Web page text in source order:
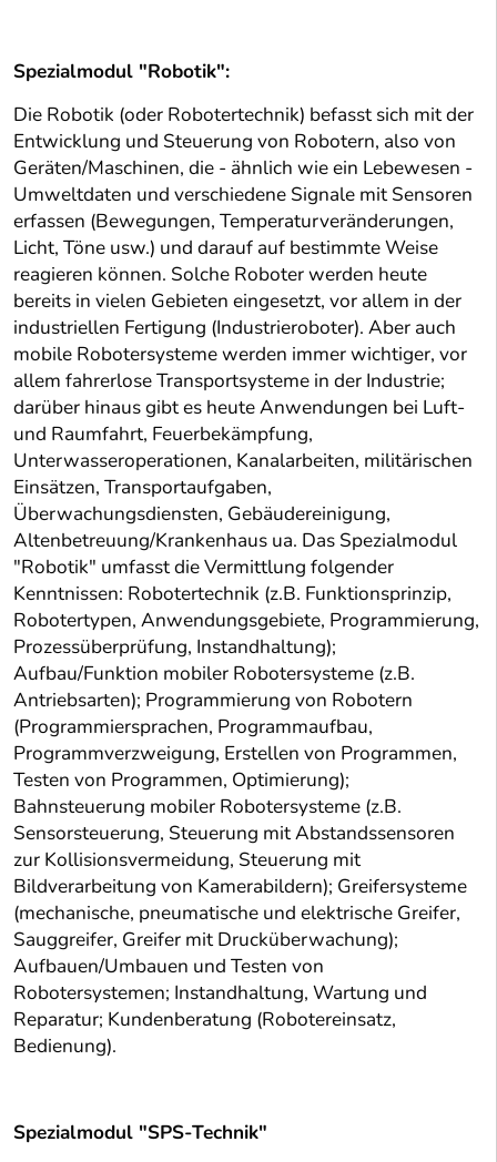
Spezialmodul "Robotik":
Die Robotik (oder Robotertechnik) befasst sich mit der
Entwicklung und Steuerung von Robotern, also von
Geräten/Maschinen, die - ähnlich wie ein Lebewesen -
Umweltdaten und verschiedene Signale mit Sensoren
erfassen (Bewegungen, Temperaturveränderungen,
Licht, Töne usw.) und darauf auf bestimmte Weise
reagieren können. Solche Roboter werden heute
bereits in vielen Gebieten eingesetzt, vor allem in der
industriellen Fertigung (Industrieroboter). Aber auch
mobile Robotersysteme werden immer wichtiger, vor
allem fahrerlose Transportsysteme in der Industrie;
darüber hinaus gibt es heute Anwendungen bei Luft-
und Raumfahrt, Feuerbekämpfung,
Unterwasseroperationen, Kanalarbeiten, militärischen
Einsätzen, Transportaufgaben,
Überwachungsdiensten, Gebäudereinigung,
Altenbetreuung/Krankenhaus ua. Das Spezialmodul
"Robotik" umfasst die Vermittlung folgender
Kenntnissen: Robotertechnik (z.B. Funktionsprinzip,
Robotertypen, Anwendungsgebiete, Programmierung,
Prozessüberprüfung, Instandhaltung);
Aufbau/Funktion mobiler Robotersysteme (z.B.
Antriebsarten); Programmierung von Robotern
(Programmiersprachen, Programmaufbau,
Programmverzweigung, Erstellen von Programmen,
Testen von Programmen, Optimierung);
Bahnsteuerung mobiler Robotersysteme (z.B.
Sensorsteuerung, Steuerung mit Abstandssensoren
zur Kollisionsvermeidung, Steuerung mit
Bildverarbeitung von Kamerabildern); Greifersysteme
(mechanische, pneumatische und elektrische Greifer,
Sauggreifer, Greifer mit Drucküberwachung);
Aufbauen/Umbauen und Testen von
Robotersystemen; Instandhaltung, Wartung und
Reparatur; Kundenberatung (Robotereinsatz,
Bedienung).
Spezialmodul "SPS-Technik"